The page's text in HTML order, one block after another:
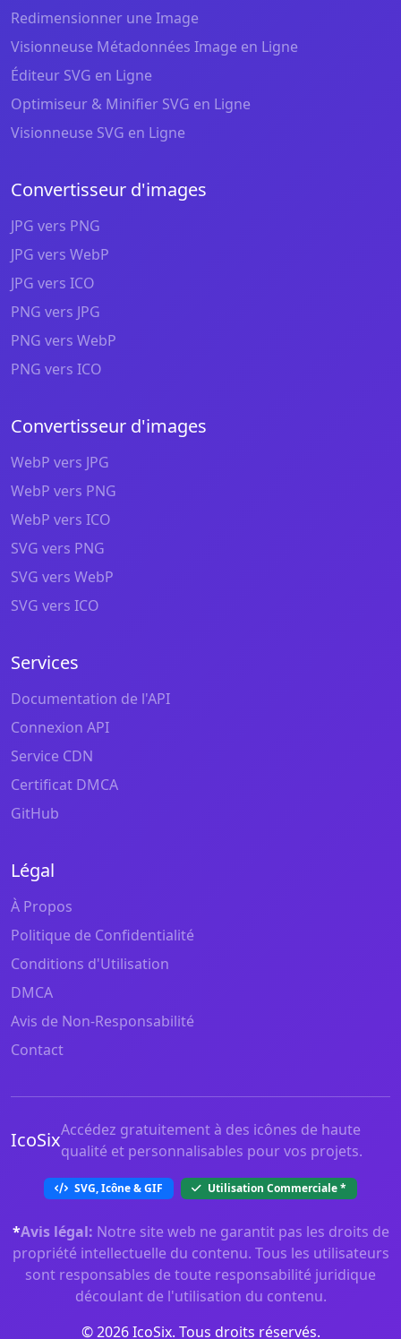
Redimensionner une Image
Visionneuse Métadonnées Image en Ligne
Éditeur SVG en Ligne
Optimiseur & Minifier SVG en Ligne
Visionneuse SVG en Ligne
Convertisseur d'images
JPG vers PNG
JPG vers WebP
JPG vers ICO
PNG vers JPG
PNG vers WebP
PNG vers ICO
Convertisseur d'images
WebP vers JPG
WebP vers PNG
WebP vers ICO
SVG vers PNG
SVG vers WebP
SVG vers ICO
Services
Documentation de l'API
Connexion API
Service CDN
Certificat DMCA
GitHub
Légal
À Propos
Politique de Confidentialité
Conditions d'Utilisation
DMCA
Avis de Non-Responsabilité
Contact
IcoSixAccédez gratuitement à des icônes de haute
qualité et personnalisables pour vos projets.
SVG, Icône & GIF Utilisation Commerciale*
*Avis légal: Notre site web ne garantit pas les droits de
propriété intellectuelle du contenu. Tous les utilisateurs
sont responsables de toute responsabilité juridique
découlant de l'utilisation du contenu.
© 2026 IcoSix. Tous droits réservés.